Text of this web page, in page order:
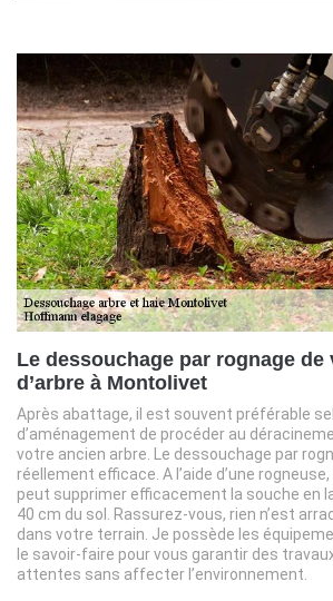
Le dessouchage par rognage de
d’arbre à Montolivet
Après abattage, il est souvent préférable
d’aménagement de procéder au
votre ancien arbre. Le dessouchage par
réellement efficace. A l’aide d’une
peut supprimer efficacement la souche en
40 cm du sol. Rassurez-vous, rien n’est
dans votre terrain. Je possède les
le savoir-faire pour vous garantir des
attentes sans affecter l’environnement.